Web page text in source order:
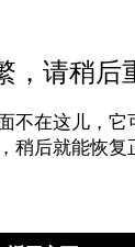
，请稍后
不在这儿，它
稍后就能恢复